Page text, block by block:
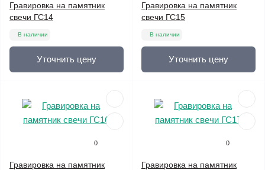
Гравировка на памятник
свечи ГС14
В наличии
Уточнить цену
Гравировка на памятник
свечи ГС15
В наличии
Уточнить цену
0
Гравировка на памятник
0
Гравировка на памятник